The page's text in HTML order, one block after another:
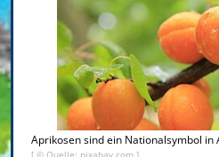
Aprikosen sind ein Nationalsymbol in
[ © Quelle: pixabay.com ]